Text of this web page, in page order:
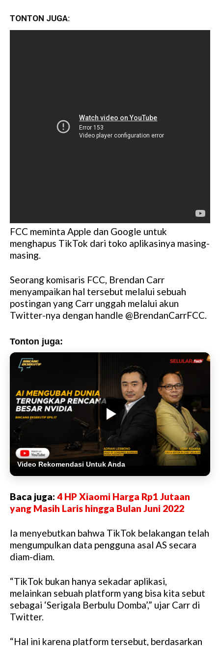
TONTON JUGA:
FCC meminta Apple dan Google untuk
menghapus TikTok dari toko aplikasinya masing-
masing.
Seorang komisaris FCC, Brendan Carr
menyampaikan hal tersebut melalui sebuah
postingan yang Carr unggah melalui akun
Twitter-nya dengan handle @BrendanCarrFCC.
Tonton juga:
Video Rekomendasi Untuk Anda
Baca juga: 4 HP Xiaomi Harga Rp1 Jutaan
yang Masih Laris hingga Bulan Juni 2022
Ia menyebutkan bahwa TikTok belakangan telah
mengumpulkan data pengguna asal AS secara
diam-diam.
“TikTok bukan hanya sekadar aplikasi,
melainkan sebuah platform yang bisa kita sebut
sebagai ‘Serigala Berbulu Domba’,” ujar Carr di
Twitter.
“Hal ini karena platform tersebut, berdasarkan